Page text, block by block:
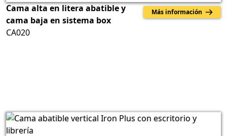
Más información
Cama alta en litera abatible y
cama baja en sistema box
CA020